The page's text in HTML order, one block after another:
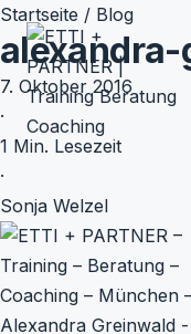
Startseite / Blog
7. Oktober 2016
·
1 Min. Lesezeit
·
Sonja Welzel